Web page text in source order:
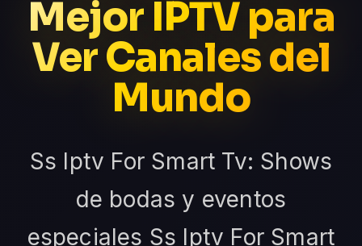
Mejor IPTV para
Ver Canales del
Mundo
Ss Iptv For Smart Tv: Shows
de bodas y eventos
especiales Ss Iptv For Smart